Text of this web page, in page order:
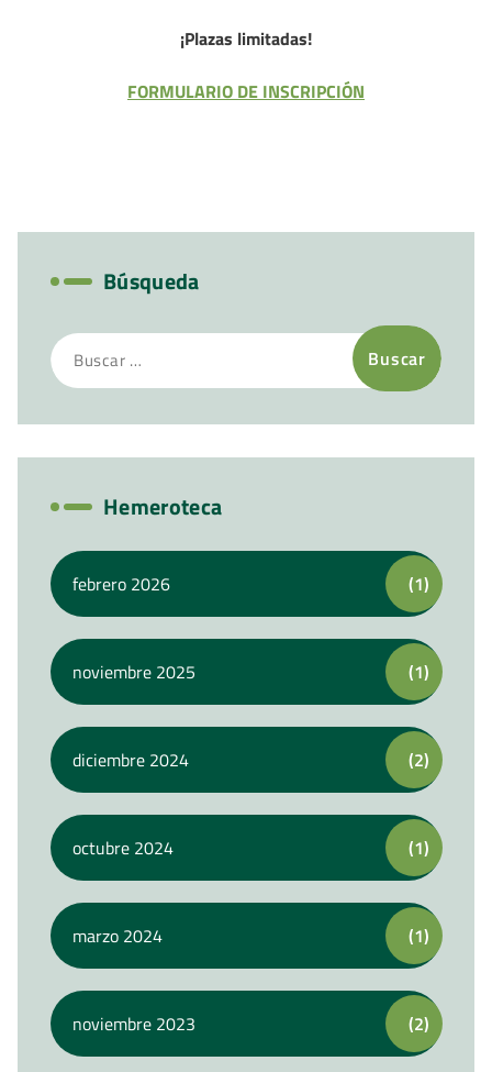
¡Plazas limitadas!
FORMULARIO DE INSCRIPCIÓN
Búsqueda
Buscar:
Hemeroteca
febrero 2026 (1)
noviembre 2025 (1)
diciembre 2024 (2)
octubre 2024 (1)
marzo 2024 (1)
noviembre 2023 (2)